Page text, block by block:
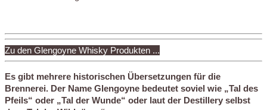
Zu den Glengoyne Whisky Produkten ...
Es gibt mehrere historischen Übersetzungen für die
Brennerei. Der Name Glengoyne bedeutet soviel wie „Tal des
Pfeils“ oder „Tal der Wunde“ oder laut der Destillery selbst